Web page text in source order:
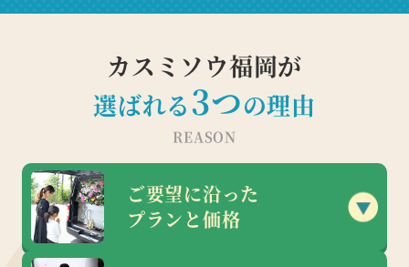
カスミソウ福岡が
選ばれる3つの理由
REASON
ご要望に沿った
プランと価格